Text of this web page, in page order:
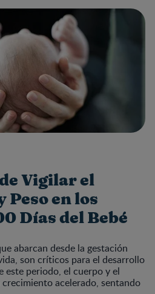
Vigilar el
Peso en los
Días del Bebé
abarcan desde la gestación
son críticos para el desarrollo
este periodo, el cuerpo y el
acelerado, sentando